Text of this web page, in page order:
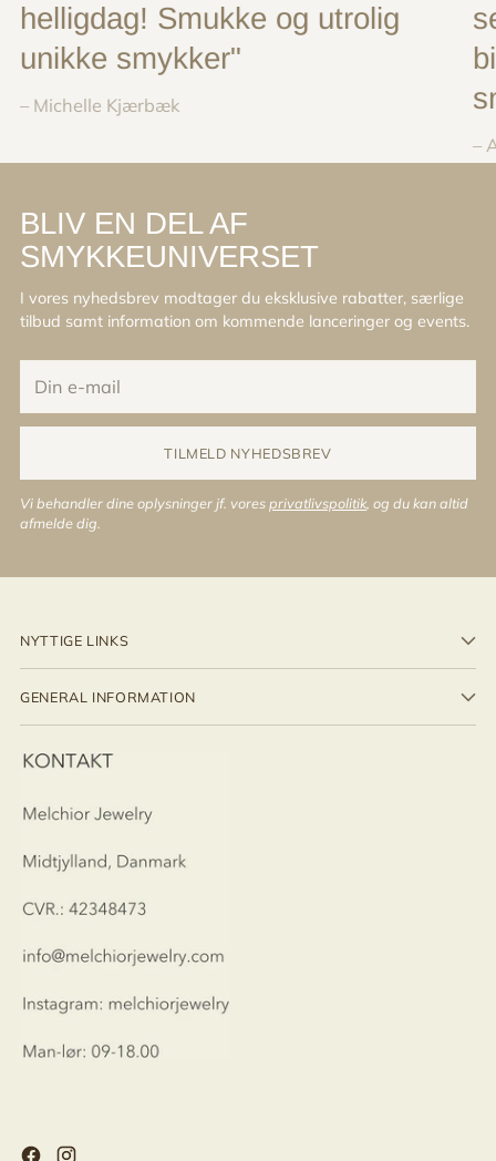
helligdag! Smukke og utrolig
unikke smykker"
– Michelle Kjærbæk
–
BLIV EN DEL AF
SMYKKEUNIVERSET
I vores nyhedsbrev modtager du eksklusive rabatter, særlige
tilbud samt information om kommende lanceringer og events.
e-
mail
TILMELD NYHEDSBREV
Vi behandler dine oplysninger jf. voresprivatlivspolitik , og du kan altid
afmelde dig.
NYTTIGE LINKS
GENERAL INFORMATION